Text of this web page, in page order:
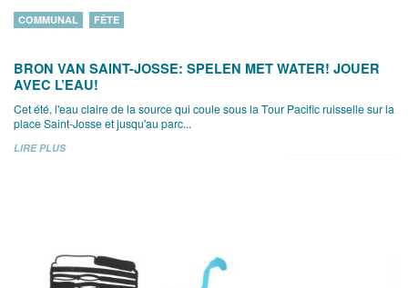
COMMUNAL FÊTE
BRON VAN SAINT-JOSSE: SPELEN MET WATER! JOUER
AVEC L’EAU!
Cet été, l'eau claire de la source qui coule sous la Tour Pacific ruisselle sur la
place Saint-Josse et jusqu'au parc...
LIRE PLUS